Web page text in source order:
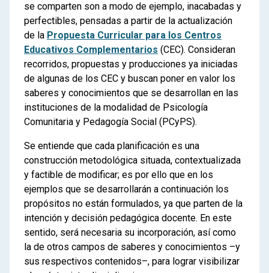
se comparten son a modo de ejemplo, inacabadas y
perfectibles, pensadas a partir de la actualización
de la Propuesta Curricular para los Centros
Educativos Complementarios (CEC). Consideran
recorridos, propuestas y producciones ya iniciadas
de algunas de los CEC y buscan poner en valor los
saberes y conocimientos que se desarrollan en las
instituciones de la modalidad de Psicología
Comunitaria y Pedagogía Social (PCyPS).
Se entiende que cada planificación es una
construcción metodológica situada, contextualizada
y factible de modificar; es por ello que en los
ejemplos que se desarrollarán a continuación los
propósitos no están formulados, ya que parten de la
intención y decisión pedagógica docente. En este
sentido, será necesaria su incorporación, así como
la de otros campos de saberes y conocimientos –y
sus respectivos contenidos–, para lograr visibilizar